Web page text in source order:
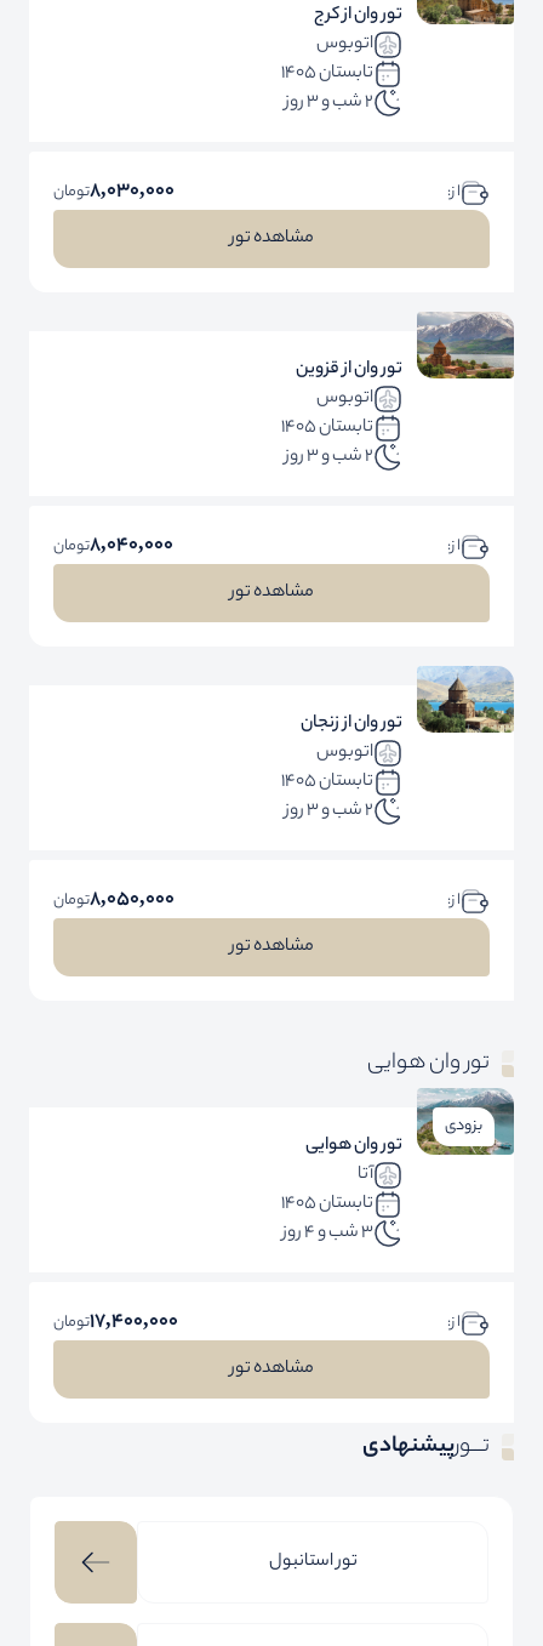
تور وان از کرج
اتوبوس
تابستان 1405
2 شب و 3 روز
ا ز: 8,030,000تومان
مشاهده تور
تور وان از قزوین
اتوبوس
تابستان 1405
2 شب و 3 روز
ا ز: 8,040,000تومان
مشاهده تور
تور وان از زنجان
اتوبوس
تابستان 1405
2 شب و 3 روز
ا ز: 8,050,000تومان
مشاهده تور
تور وان هوایی
بزودی
تور وان هوایی
آتا
تابستان 1405
3 شب و 4 روز
ا ز: 17,400,000تومان
مشاهده تور
تـــورپیشنهادی
تور استانبول